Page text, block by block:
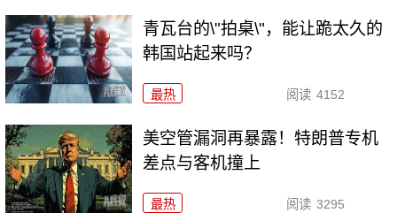
青瓦台的\"拍桌\"，能让跪太久的
韩国站起来吗？
最热 阅读 4152
美空管漏洞再暴露！特朗普专机
差点与客机撞上
最热 阅读 3295